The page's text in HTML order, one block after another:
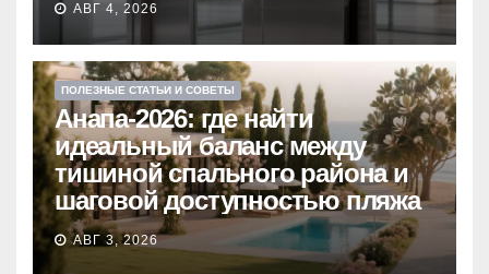
АВГ 4, 2026
ПОЛЕЗНЫЕ СТАТЬИ И СОВЕТЫ
Анапа-2026: где найти
идеальный баланс между
тишиной спального района и
шаговой доступностью пляжа
АВГ 3, 2026